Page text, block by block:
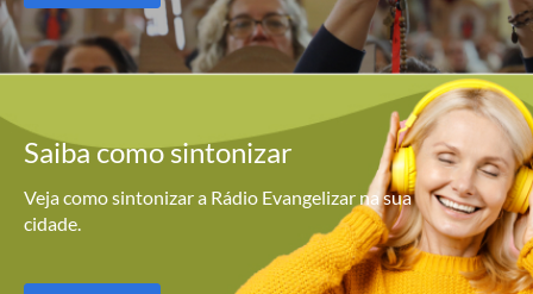
Saiba comosintonizar
Veja como sintonizar a Rádio Evangelizar na sua
cidade.